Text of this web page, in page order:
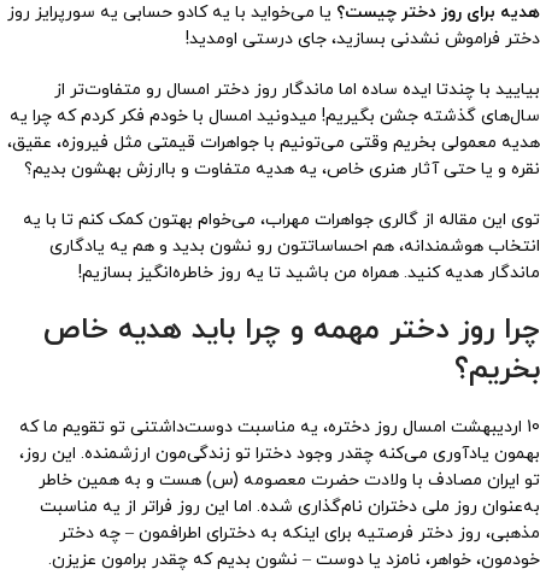
هدیه برای روز دختر چیست؟ یا می‌خواید با یه کادو حسابی یه سورپرایز روز
دختر فراموش نشدنی بسازید، جای درستی اومدید!
بیایید با چندتا ایده ساده اما ماندگار روز دختر امسال رو متفاوت‌تر از
سال‌های گذشته جشن بگیریم! میدونید امسال با خودم فکر کردم که چرا یه
هدیه معمولی بخریم وقتی می‌تونیم با جواهرات قیمتی مثل فیروزه، عقیق،
نقره و یا حتی آثار هنری خاص، یه هدیه متفاوت و باارزش بهشون بدیم؟
توی این مقاله از گالری جواهرات مهراب، می‌خوام بهتون کمک کنم تا با یه
انتخاب هوشمندانه، هم احساساتتون رو نشون بدید و هم یه یادگاری
ماندگار هدیه کنید. همراه من باشید تا یه روز خاطره‌انگیز بسازیم!
چرا روز دختر مهمه و چرا باید هدیه خاص
بخریم؟
10 اردیبهشت امسال روز دختره، یه مناسبت دوست‌داشتنی تو تقویم ما که
بهمون یادآوری می‌کنه چقدر وجود دخترا تو زندگی‌مون ارزشمنده. این روز،
تو ایران مصادف با ولادت حضرت معصومه (س) هست و به همین خاطر
به‌عنوان روز ملی دختران نام‌گذاری شده. اما این روز فراتر از یه مناسبت
مذهبی، روز دختر فرصتیه برای اینکه به دخترای اطرافمون – چه دختر
خودمون، خواهر، نامزد یا دوست – نشون بدیم که چقدر برامون عزیزن.